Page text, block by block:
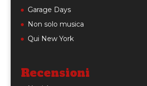
Garage Days
Non solo musica
Qui New York
Recensioni